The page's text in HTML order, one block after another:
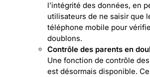
l’intégrité des données, en
utilisateurs de ne saisir que
téléphone mobile pour
doublons.
Contrôle des parents en
Une fonction de contrôle
est désormais disponible.